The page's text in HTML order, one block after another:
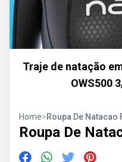
Traje de natação
OWS500
Home>Roupa De Natacao
Roupa De